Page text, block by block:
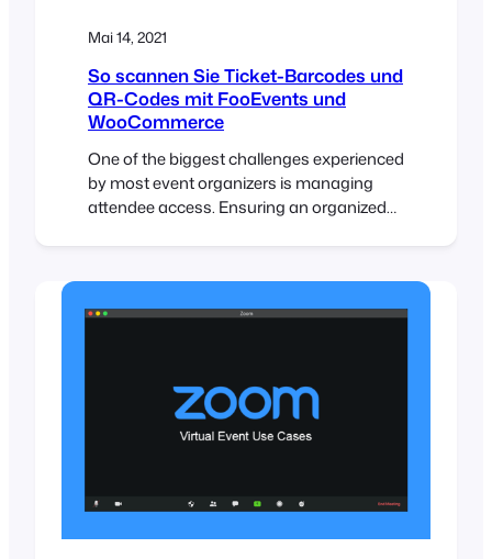
Mai 14, 2021
So scannen Sie Ticket-Barcodes und
QR-Codes mit FooEvents und
WooCommerce
One of the biggest challenges experienced
by most event organizers is managing
attendee access. Ensuring an organized
lead to lengthy lines and angry customers.
To help speed up attendee check-ins,